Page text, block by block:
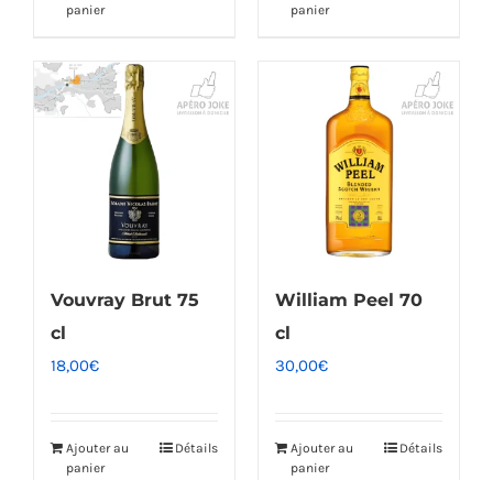
panier
panier
Vouvray Brut 75
cl
18,00€
Ajouter au
panier
Détails
William Peel 70
cl
30,00€
Ajouter au
panier
Détails